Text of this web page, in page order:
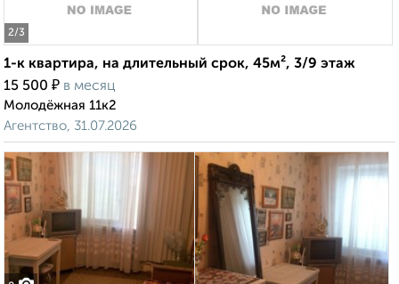
2/3
1-к квартира, на длительный срок, 45м², 3/9 этаж
15 500 ₽ в месяц
Молодёжная 11к2
Агентство, 31.07.2026